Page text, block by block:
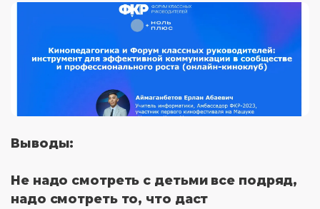
Выводы:
Не надо смотреть с детьми все подряд,
надо смотреть то, что даст